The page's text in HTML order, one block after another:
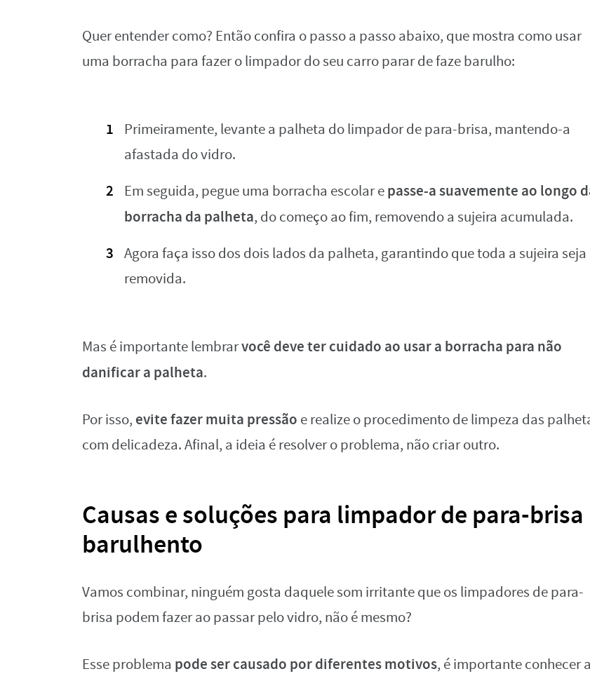
Quer entender como? Então confira o passo a passo abaixo, que mostra como usar
uma borracha para fazer o limpador do seu carro parar de faze barulho:
Primeiramente, levante a palheta do limpador de para-brisa, mantendo-a
afastada do vidro.
Em seguida, pegue uma borracha escolar epasse-a suavemente ao longo
borracha da palheta, do começo ao fim, removendo a sujeira acumulada.
Agora faça isso dos dois lados da palheta, garantindo que toda a sujeira seja
removida.
Mas é importante lembrarvocê deve ter cuidado ao usar a borracha para não
danificar a palheta.
Por isso, evite fazer muita pressão e realize o procedimento de limpeza das
com delicadeza. Afinal, a ideia é resolver o problema, não criar outro.
Causas e soluções para limpador de para-brisa
barulhento
Vamos combinar, ninguém gosta daquele som irritante que os limpadores de para-
brisa podem fazer ao passar pelo vidro, não é mesmo?
Esse problema pode ser causado por diferentes motivos, é importante conhecer